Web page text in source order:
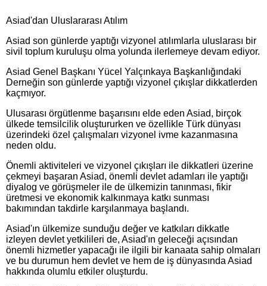
Asiad'dan Uluslararası Atılım
Asiad son günlerde yaptığı vizyonel atılımlarla uluslarası bir
sivil toplum kuruluşu olma yolunda ilerlemeye devam ediyor.
Asiad Genel Başkanı Yücel Yalçınkaya Başkanlığındaki
Derneğin son günlerde yaptığı vizyonel çıkışlar dikkatlerden
kaçmıyor.
Ulusarası örgütlenme başarısını elde eden Asiad, birçok
ülkede temsilcilik oluştururken ve özellikle Türk dünyası
üzerindeki özel çalışmaları vizyonel ivme kazanmasına
neden oldu.
Önemli aktiviteleri ve vizyonel çıkışları ile dikkatleri üzerine
çekmeyi başaran Asiad, önemli devlet adamları ile yaptığı
diyalog ve görüşmeler ile de ülkemizin tanınması, fikir
üretmesi ve ekonomik kalkınmaya katkı sunması
bakımından takdirle karşılanmaya başlandı.
Asiad'ın ülkemize sunduğu değer ve katkıları dikkatle
izleyen devlet yetkilileri de, Asiad'ın geleceği açısından
önemli hizmetler yapacağı ile ilgili bir kanaata sahip olmaları
ve bu durumun hem devlet ve hem de iş dünyasında Asiad
hakkında olumlu etkiler oluşturdu.